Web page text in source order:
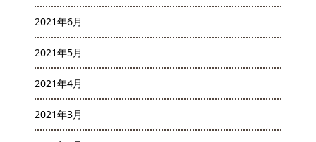
2021年6月
2021年5月
2021年4月
2021年3月